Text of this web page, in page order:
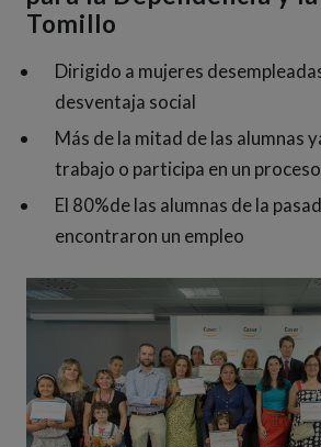
Tomillo
Dirigido a mujeres
desventaja social
Más de la mitad de las alumnas
trabajo o participa en un
El 80%de las alumnas de la
encontraron un empleo